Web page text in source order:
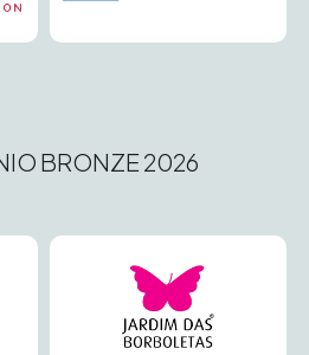
BRONZE 2026